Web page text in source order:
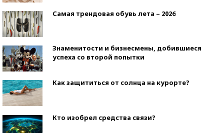
Самая трендовая обувь лета – 2026
Знаменитости и бизнесмены, добившиеся
успеха со второй попытки
Как защититься от солнца на курорте?
Кто изобрел средства связи?